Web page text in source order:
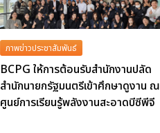
ภาพข่าวประชาสัมพันธ์
BCPG ให้การต้อนรับสำนักงานปลัด
สำนักนายกรัฐมนตรีเข้าศึกษาดูงาน ณ
ศูนย์การเรียนรู้พลังงานสะอาดบีซีพีจี